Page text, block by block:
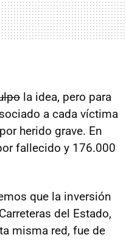
la idea, pero para
a cada víctima
herido grave. En
fallecido y 176.000
que la inversión
del Estado,
misma red, fue de